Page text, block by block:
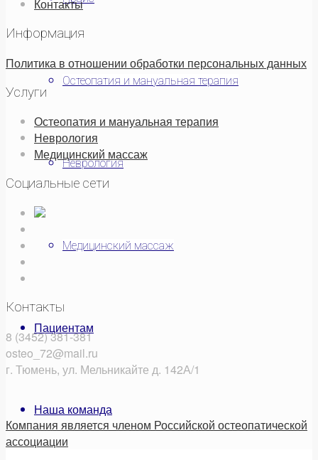
Остеопатия и мануальная терапия
Неврология
Медицинский массаж
Пациентам
Наша команда
Контакты
Информация
Политика в отношении обработки персональных данных
Услуги
Остеопатия и мануальная терапия
Неврология
Медицинский массаж
Социальные сети
Контакты
8 (3452) 381-381
osteo_72@mail.ru
г. Тюмень, ул. Мельникайте д. 142А/1
Компания является членом Российской остеопатической
ассоциации